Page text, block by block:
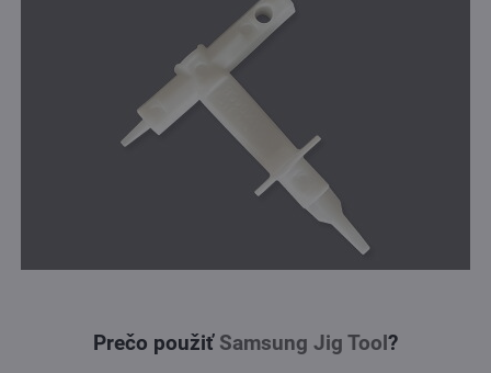
Prečo použiť Samsung Jig Tool?